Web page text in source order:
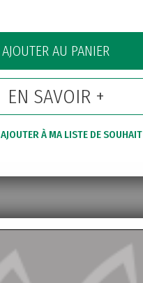
AJOUTER AU PANIER
EN SAVOIR +
AJOUTER À MA LISTE DE SOUHAIT